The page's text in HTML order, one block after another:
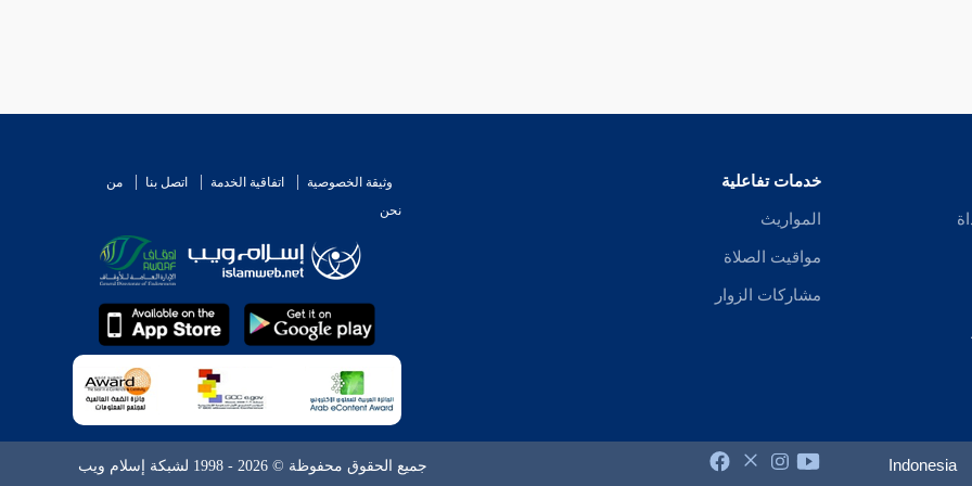
خدمات تفاعلية
المواريث
مواقيت الصلاة
مشاركات الزوار
وثيقة الخصوصية اتفاقية الخدمة اتصل بنا
من
نحن
Indonesia جميع الحقوق محفوظة © 2026 - 1998 لشبكة إسلام ويب